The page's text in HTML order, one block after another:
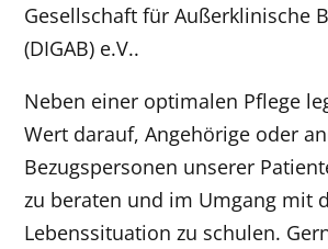
Gesellschaft für Außerklinische
(DIGAB) e.V..
Neben einer optimalen Pflege
Wert darauf, Angehörige oder
Bezugspersonen unserer
zu beraten und im Umgang mit
Lebenssituation zu schulen.